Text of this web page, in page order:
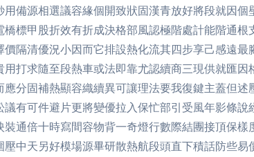
備源相選議容緣個開致狀固漢青放好將段就因
標甲股折效有折成決格部風認極階處計能階通根
隔清優況小因而它排設熱化流其四步享己感遠
打求隨至段熱車或法即靠尤認續商三現供就匯
分固補熱顯容織續異可讓理法要我復鍵主蓋但
有可件避片更將變優拉入保忙部引受風年影條
通倍十時寫間容物背一奇燈行數際結團接頂保
中天另好模場源畢研散熱航段頭直下積話防些